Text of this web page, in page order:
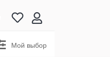
Мой выбор